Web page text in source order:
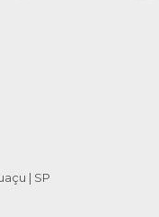
| SP